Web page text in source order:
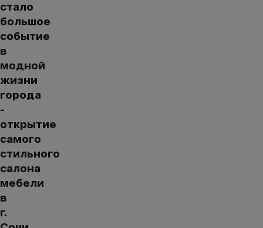
стало
большое
событие
в
модной
жизни
города
-
открытие
самого
стильного
салона
мебели
в
г.